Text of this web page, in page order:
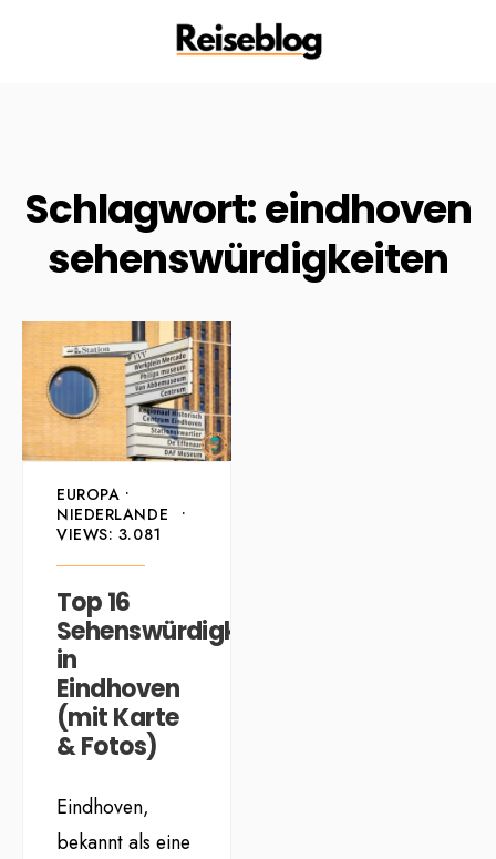
Schlagwort:eindhoven
sehenswürdigkeiten
EUROPA •
NIEDERLANDE
•
VIEWS: 3.081
Top 16
Sehenswürdigkeiten
in
Eindhoven
(mit Karte
& Fotos)
Eindhoven,
bekannt als eine